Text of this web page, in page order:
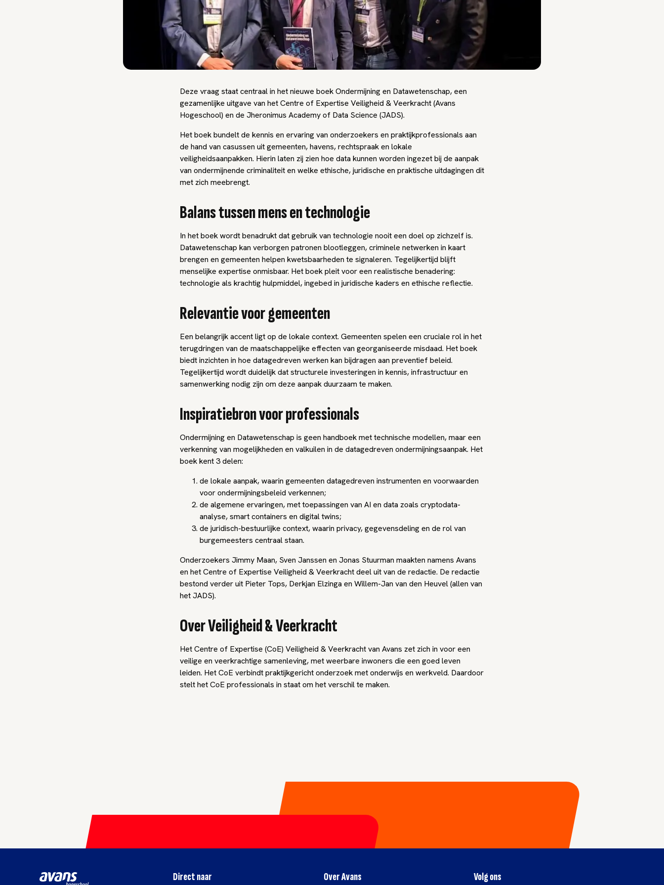
Deze vraag staat centraal in het nieuwe boek Ondermijning en Datawetenschap, een
gezamenlijke uitgave van het Centre of Expertise Veiligheid & Veerkracht (Avans
Hogeschool) en de Jheronimus Academy of Data Science (JADS).
Het boek bundelt de kennis en ervaring van onderzoekers en praktijkprofessionals aan
de hand van casussen uit gemeenten, havens, rechtspraak en lokale
veiligheidsaanpakken. Hierin laten zij zien hoe data kunnen worden ingezet bij de aanpak
van ondermijnende criminaliteit en welke ethische, juridische en praktische uitdagingen dit
met zich meebrengt.
Balans tussen mens en technologie
In het boek wordt benadrukt dat gebruik van technologie nooit een doel op zichzelf is.
Datawetenschap kan verborgen patronen blootleggen, criminele netwerken in kaart
brengen en gemeenten helpen kwetsbaarheden te signaleren. Tegelijkertijd blijft
menselijke expertise onmisbaar. Het boek pleit voor een realistische benadering:
technologie als krachtig hulpmiddel, ingebed in juridische kaders en ethische reflectie.
Relevantie voor gemeenten
Een belangrijk accent ligt op de lokale context. Gemeenten spelen een cruciale rol in het
terugdringen van de maatschappelijke effecten van georganiseerde misdaad. Het boek
biedt inzichten in hoe datagedreven werken kan bijdragen aan preventief beleid.
Tegelijkertijd wordt duidelijk dat structurele investeringen in kennis, infrastructuur en
samenwerking nodig zijn om deze aanpak duurzaam te maken.
Inspiratiebron voor professionals
Ondermijning en Datawetenschap is geen handboek met technische modellen, maar een
verkenning van mogelijkheden en valkuilen in de datagedreven ondermijningsaanpak. Het
boek kent 3 delen:
de lokale aanpak, waarin gemeenten datagedreven instrumenten en voorwaarden
voor ondermijningsbeleid verkennen;
de algemene ervaringen, met toepassingen van AI en data zoals cryptodata-
analyse, smart containers en digital twins;
de juridisch-bestuurlijke context, waarin privacy, gegevensdeling en de rol van
burgemeesters centraal staan.
Onderzoekers Jimmy Maan, Sven Janssen en Jonas Stuurman maakten namens Avans
en het Centre of Expertise Veiligheid & Veerkracht deel uit van de redactie. De redactie
bestond verder uit Pieter Tops, Derkjan Elzinga en Willem-Jan van den Heuvel (allen van
het JADS).
Over Veiligheid & Veerkracht
Het Centre of Expertise (CoE) Veiligheid & Veerkracht van Avans zet zich in voor een
veilige en veerkrachtige samenleving, met weerbare inwoners die een goed leven
leiden. Het CoE verbindt praktijkgericht onderzoek met onderwijs en werkveld. Daardoor
stelt het CoE professionals in staat om het verschil te maken.
Direct naar Over Avans Volg ons